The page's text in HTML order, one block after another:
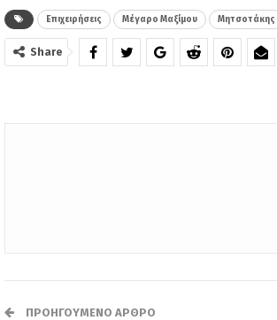
Επιχειρήσεις Μέγαρο Μαξίμου Μητσοτάκης
Share
ΠΡΟΗΓΟΎΜΕΝΟ ΆΡΘΡΟ